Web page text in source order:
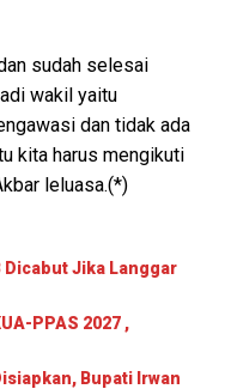
sudah selesai
wakil yaitu
dan tidak ada
kita harus mengikuti
leluasa.(*)
Dicabut Jika Langgar
PPAS 2027 ,
Bupati Irwan